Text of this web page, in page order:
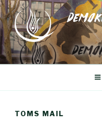
Zum
Inhalt
springen
TOMS MAIL